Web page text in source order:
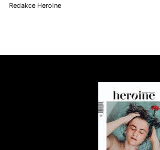
Redakce Heroine